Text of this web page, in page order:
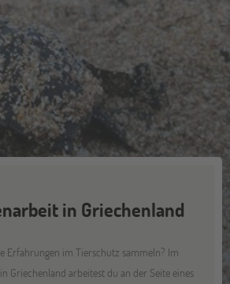
in Griechenland
Erfahrungen im Tierschutz sammeln? Im
Griechenland arbeitest du an der Seite eines